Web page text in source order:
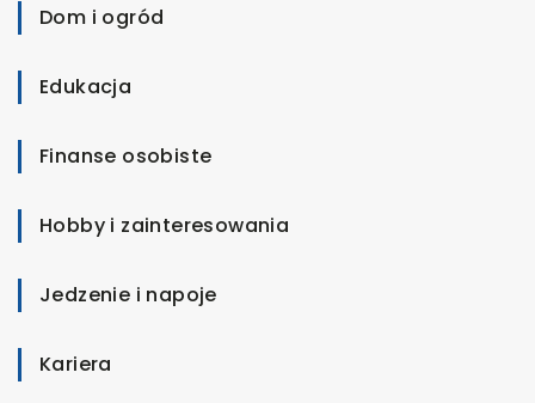
Dom i ogród
Edukacja
Finanse osobiste
Hobby i zainteresowania
Jedzenie i napoje
Kariera